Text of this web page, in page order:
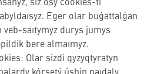
Eger olar buǵattalǵan
saıtymyz durys jumys
bere almaımyz.
Olar sizdi qyzyqtyratyn
kórsetý úshin paıdaly